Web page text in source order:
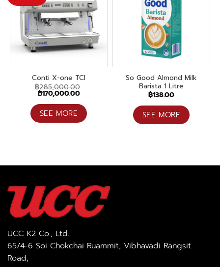
Conti X-one TCI
฿285,000.00
Original
price
was:
฿285,000.00.
฿170,000.00Current
is:
฿170,000.00.
SEE MORE
So Good Almond Milk
Barista 1 Litre
฿138.00
SEE MORE
UCC K2 Co., Ltd.
65/4-6 Soi Chokchai Ruammit, Vibhavadi Rangsit
Road,